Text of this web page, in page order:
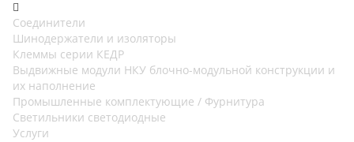
Соединители
Шинодержатели и изоляторы
Клеммы серии КЕДР
Выдвижные модули НКУ блочно-модульной конструкции и
их наполнение
Промышленные комплектующие / Фурнитура
Светильники светодиодные
Услуги